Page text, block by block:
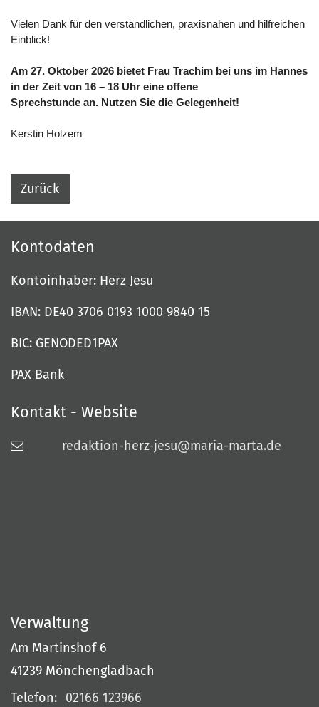
Vielen Dank für den verständlichen, praxisnahen und hilfreichen
Einblick!
Am 27. Oktober 2026 bietet Frau Trachim bei uns im Hannes
in der Zeit von 16 – 18 Uhr eine offene
Sprechstunde an. Nutzen Sie die Gelegenheit!
Kerstin Holzem
Zurück
Kontodaten
Kontoinhaber: Herz Jesu
IBAN: DE40 3706 0193 1000 9840 15
BIC: GENODED1PAX
PAX Bank
Kontakt - Website
redaktion-herz-jesu@maria-marta.de
Verwaltung
Am Martinshof 6
41239 Mönchengladbach
Telefon: 02166 123966